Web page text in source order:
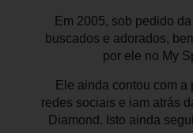
Em 2005, sob pedido
buscados e adorados,
por ele no My
Ele ainda contou com
redes sociais e iam atrás
Diamond. Isto ainda